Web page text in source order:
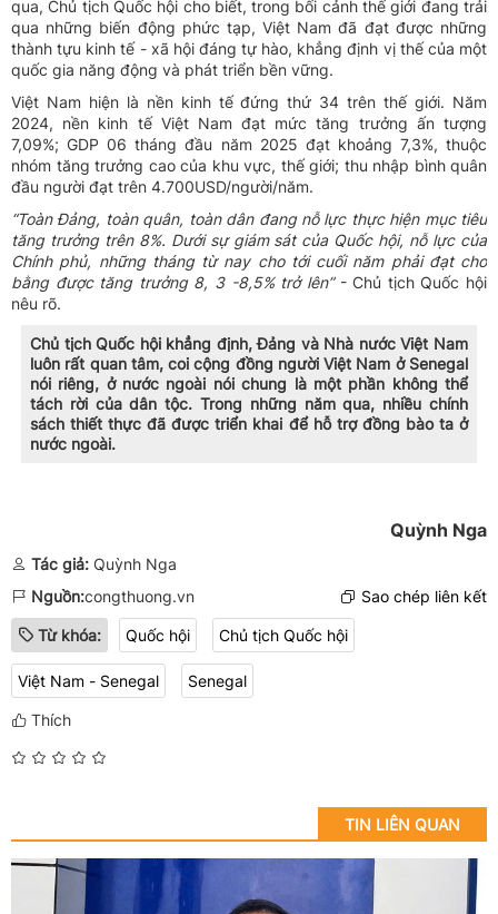
qua, Chủ tịch Quốc hội cho biết, trong bối cảnh thế giới đang trải
qua những biến động phức tạp, Việt Nam đã đạt được những
thành tựu kinh tế - xã hội đáng tự hào, khẳng định vị thế của một
quốc gia năng động và phát triển bền vững.
Việt Nam hiện là nền kinh tế đứng thứ 34 trên thế giới. Năm
2024, nền kinh tế Việt Nam đạt mức tăng trưởng ấn tượng
7,09%; GDP 06 tháng đầu năm 2025 đạt khoảng 7,3%, thuộc
nhóm tăng trưởng cao của khu vực, thế giới; thu nhập bình quân
đầu người đạt trên 4.700USD/người/năm.
“Toàn Đảng, toàn quân, toàn dân đang nỗ lực thực hiện mục tiêu
tăng trưởng trên 8%. Dưới sự giám sát của Quốc hội, nỗ lực của
Chính phủ, những tháng từ nay cho tới cuối năm phải đạt cho
bằng được tăng trưởng 8, 3 -8,5% trở lên”- Chủ tịch Quốc hội
nêu rõ.
Chủ tịch Quốc hội khẳng định, Đảng và Nhà nước Việt Nam
luôn rất quan tâm, coi cộng đồng người Việt Nam ở Senegal
nói riêng, ở nước ngoài nói chung là một phần không thể
tách rời của dân tộc. Trong những năm qua, nhiều chính
sách thiết thực đã được triển khai để hỗ trợ đồng bào ta ở
nước ngoài.
Quỳnh Nga
Tác giả: Quỳnh Nga
Nguồn:congthuong.vn Sao chép liên kết
Từ khóa: Quốc hội Chủ tịch Quốc hội
Việt Nam - Senegal Senegal
Thích
TIN LIÊN QUAN